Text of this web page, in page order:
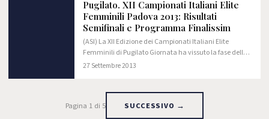
Pugilato. XII Campionati Italiani Elite
Femminili Padova 2013: Risultati
Semifinali e Programma Finalissim
(ASI) La XII Edizione dei Campionati Italiani Elite
Femminili di Pugilato Giornata ha vissuto la fase delle
semifinali. Il torneo organizzato dalla FPI in
27 Settembre 2013
Pagina 1 di 5 SUCCESSIVO →